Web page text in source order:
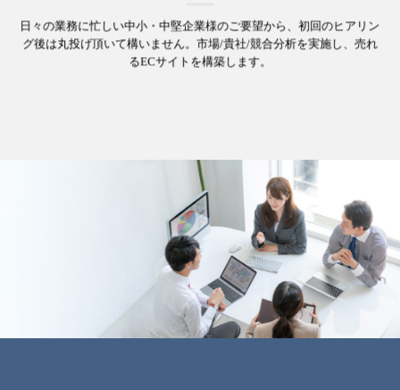
日々の業務に忙しい中小・中堅企業様のご要望から、初回のヒアリン
グ後は丸投げ頂いて構いません。 市場/貴社/競合分析を実施し、売れ
るECサイトを構築します。